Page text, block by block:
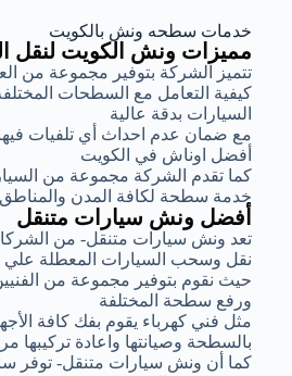
خدمات سطحه ونش بالكويت
مميزات ونش الكويت لنقل
تتميز الشركة بتوفير مجموعة من
كيفية التعامل مع السطحات
السيارات بدقة عالية
مع ضمان عدم احداث أي تلفيات
أفضل اوناش في الكويت
كما تقدم الشركة مجموعة من
خدمة سطحة لكافة المدن
أفضل ونش سيارات متنقل
تعد ونش سيارات متنقل- من
نقل وسحب السيارات المعطلة علي
حيث نقوم بتوفير مجموعة من
ورفع سطحة المختلفة
مثل فني كهرباء يقوم بفك كافة
بالسطحة وصيانتها واعادة تركيبها
كما أن ونش سيارات متنقل- توفر